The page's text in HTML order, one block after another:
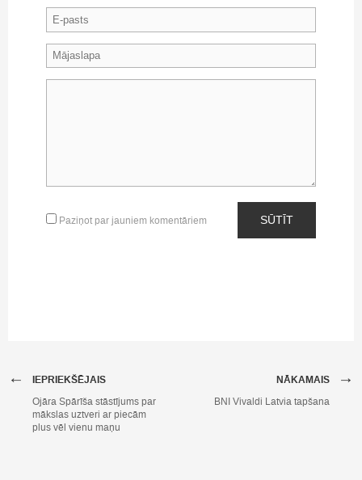
Paziņot par jauniem komentāriem SŪTĪT
IEPRIEKŠĒJAIS
←
Ojāra Spārīša stāstījums par
mākslas uztveri ar piecām
plus vēl vienu maņu
NĀKAMAIS →
BNI Vivaldi Latvia tapšana